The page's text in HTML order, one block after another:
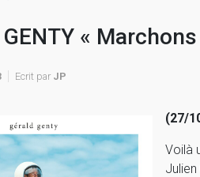
GENTY «
Ecrit par JP
(27/
Voilà